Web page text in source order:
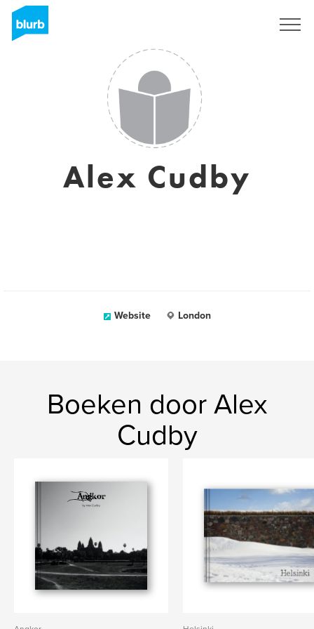
Alex Cudby
Website London
Boeken door Alex
Cudby